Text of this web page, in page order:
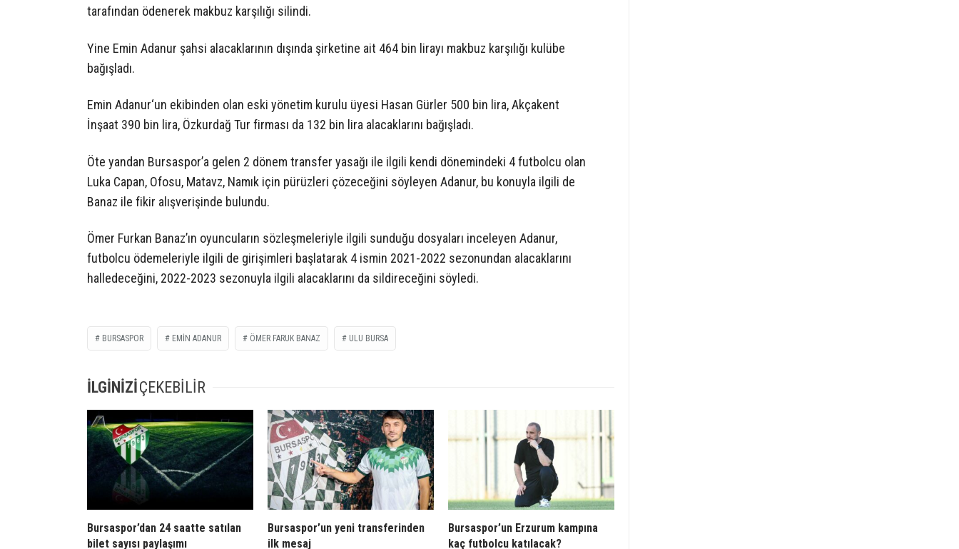
tarafından ödenerek makbuz karşılığı silindi.
Yine Emin Adanur şahsi alacaklarının dışında şirketine ait 464 bin lirayı makbuz karşılığı kulübe
bağışladı.
Emin Adanur‘un ekibinden olan eski yönetim kurulu üyesi Hasan Gürler 500 bin lira, Akçakent
İnşaat 390 bin lira, Özkurdağ Tur firması da 132 bin lira alacaklarını bağışladı.
Öte yandan Bursaspor’a gelen 2 dönem transfer yasağı ile ilgili kendi dönemindeki 4 futbolcu olan
Luka Capan, Ofosu, Matavz, Namık için pürüzleri çözeceğini söyleyen Adanur, bu konuyla ilgili de
Banaz ile fikir alışverişinde bulundu.
Ömer Furkan Banaz’ın oyuncuların sözleşmeleriyle ilgili sunduğu dosyaları inceleyen Adanur,
futbolcu ödemeleriyle ilgili de girişimleri başlatarak 4 ismin 2021-2022 sezonundan alacaklarını
halledeceğini, 2022-2023 sezonuyla ilgili alacaklarını da sildireceğini söyledi.
BURSASPOR EMIN ADANUR ÖMER FARUK BANAZ ULU BURSA
İLGİNİZİÇEKEBİLİR
Bursaspor’dan 24 saatte satılan
bilet sayısı paylaşımı
Bursaspor’un yeni transferinden
ilk mesaj
Bursaspor’un Erzurum kampına
kaç futbolcu katılacak?